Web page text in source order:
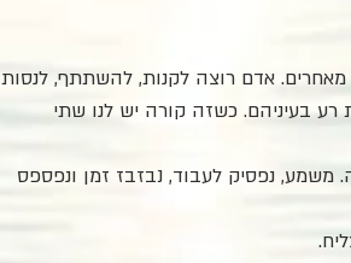
מאחרים. אדם רוצה לקנות, להשתתף, לנסות
בעיניהם. כשזה קורה יש לנו שתי
נפסיק לעבוד, נבזבז זמן ונפספס